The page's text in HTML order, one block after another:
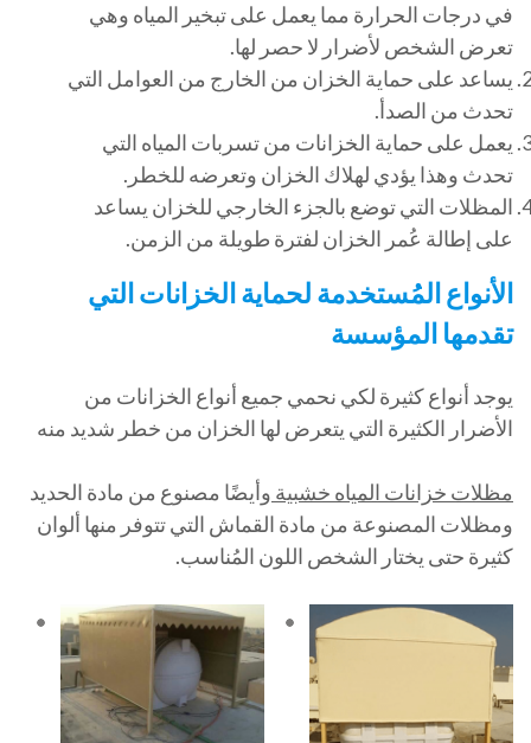
في درجات الحرارة مما يعمل على تبخير المياه وهي
تعرض الشخص لأضرار لا حصر لها.
يساعد على حماية الخزان من الخارج من العوامل التي
تحدث من الصدأ.
يعمل على حماية الخزانات من تسربات المياه التي
تحدث وهذا يؤدي لهلاك الخزان وتعرضه للخطر.
المظلات التي توضع بالجزء الخارجي للخزان يساعد
على إطالة عُمر الخزان لفترة طويلة من الزمن.
الأنواع المُستخدمة لحماية الخزانات التي
تقدمها المؤسسة
يوجد أنواع كثيرة لكي نحمي جميع أنواع الخزانات من
الأضرار الكثيرة التي يتعرض لها الخزان من خطر شديد منه
مظلات خزانات المياه خشبية وأيضًا مصنوع من مادة الحديد
ومظلات المصنوعة من مادة القماش التي تتوفر منها ألوان
كثيرة حتى يختار الشخص اللون المُناسب.